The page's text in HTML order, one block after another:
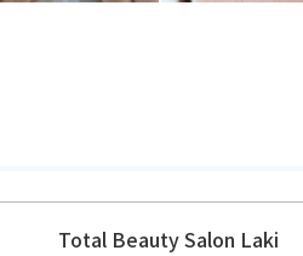
Total Beauty Salon Laki